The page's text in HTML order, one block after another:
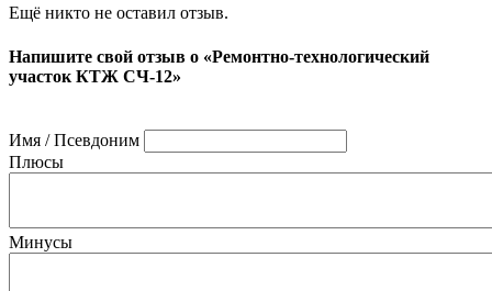
Ещё никто не оставил отзыв.
Напишите свой отзыв о «Ремонтно-технологический
участок КТЖ СЧ-12»
Имя / Псевдоним
Плюсы
Минусы